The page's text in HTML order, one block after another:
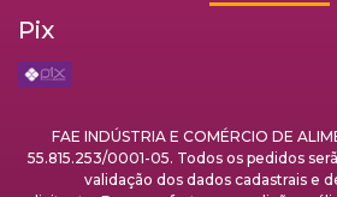
Pix
FAE INDÚSTRIA E COMÉRCIO DE
55.815.253/0001-05. Todos os pedidos
validação dos dados cadastrais e